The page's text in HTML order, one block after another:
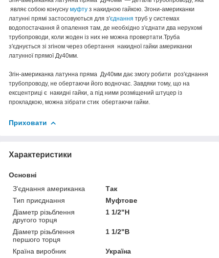
являє собою конусну муфту з накидною гайкою. Згони-американки
латунні прямі застосовуються для з'єднання труб у системах
водопостачання й опалення там, де необхідно з'єднати два нерухомі
трубопроводи, коли жоден із них не можна провертати.Труба
з'єднується зі згіном через обертання накидної гайки американки
латунної прямої Ду40мм
Згін-американка латунна пряма Ду40мм дає змогу робити роз'єднання
трубопроводу, не обертаючи його водночас. Завдяки тому, що на
ексцентриці є накидні гайки, а під ними розміщений штуцер із
прокладкою, можна зібрати стик обертаючи гайки.
Приховати
Характеристики
Основні
З'єднання американка
Так
Тип приєднання
Муфтове
Діаметр різьблення
другого торця
1 1/2"Н
Діаметр різьблення
першого торця
1 1/2"В
Країна виробник
Україна